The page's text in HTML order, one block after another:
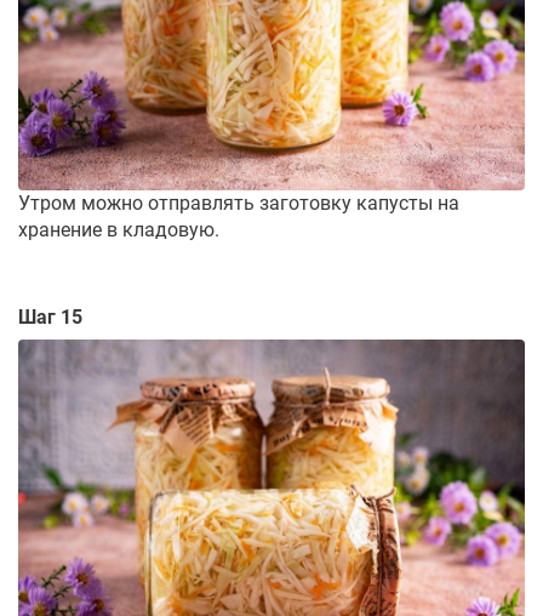
Утром можно отправлять заготовку капусты на
хранение в кладовую.
Шаг 15